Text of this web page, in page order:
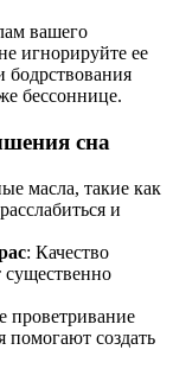
вашего
игнорируйте ее
бодрствования
бессоннице.
сна
масла, такие как
и
: Качество
проветривание
помогают создать